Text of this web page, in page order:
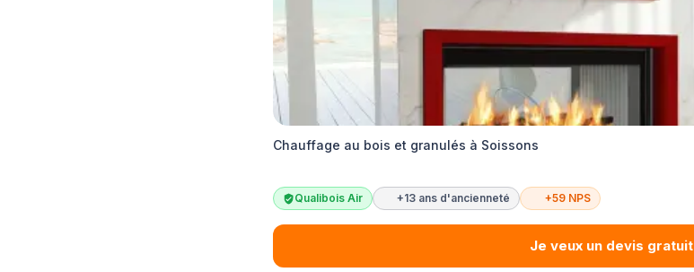
Chauffage au bois et granulés à Soissons
Qualibois Air +13 ans d'ancienneté +59 NPS
Je veux un devis gratuit